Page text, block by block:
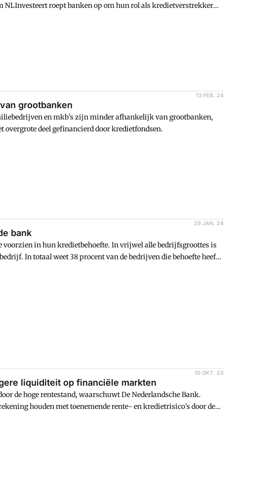
roept banken op om hun rol als kredietverstrekker
13 FEB. 24
grootbanken
en mkb's zijn minder afhankelijk van grootbanken,
deel gefinancierd door kredietfondsen.
29 JAN. 24
bank
in hun kredietbehoefte. In vrijwel alle bedrijfsgroottes is
In totaal weet 38 procent van de bedrijven die behoefte heeft
10 OKT. 23
liquiditeit op financiële markten
de hoge rentestand, waarschuwt De Nederlandsche Bank.
houden met toenemende rente- en kredietrisico's door de